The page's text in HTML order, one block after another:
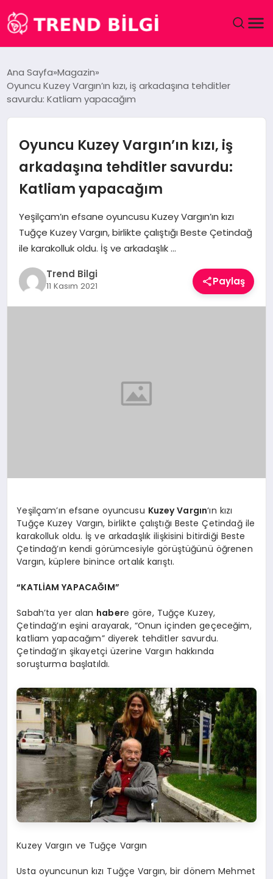
DÜNYA
EKONOMI
MAGAZIN
SAĞLIK
SPOR
TEKNOLOJI
Ana Sayfa Magazin
Oyuncu Kuzey Vargın’ın kızı, iş arkadaşına tehditler
savurdu: Katliam yapacağım
Oyuncu Kuzey Vargın’ın kızı, iş
arkadaşına tehditler savurdu:
Katliam yapacağım
Yeşilçam’ın efsane oyuncusu Kuzey Vargın’ın kızı
Tuğçe Kuzey Vargın, birlikte çalıştığı Beste Çetindağ
ile karakolluk oldu. İş ve arkadaşlık …
Trend Bilgi
11 Kasım 2021 Paylaş
Yeşilçam’ın efsane oyuncusu Kuzey Vargın‘ın kızı
Tuğçe Kuzey Vargın, birlikte çalıştığı Beste Çetindağ ile
karakolluk oldu. İş ve arkadaşlık ilişkisini bitirdiği Beste
Çetindağ’ın kendi görümcesiyle görüştüğünü öğrenen
Vargın, küplere binince ortalık karıştı.
“KATLİAM YAPACAĞIM”
Sabah’ta yer alan habere göre, Tuğçe Kuzey,
Çetindağ’ın eşini arayarak, “Onun içinden geçeceğim,
katliam yapacağım” diyerek tehditler savurdu.
Çetindağ’ın şikayetçi üzerine Vargın hakkında
soruşturma başlatıldı.
Kuzey Vargın ve Tuğçe Vargın
Usta oyuncunun kızı Tuğçe Vargın, bir dönem Mehmet